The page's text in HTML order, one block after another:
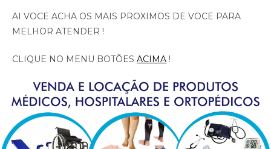
AI VOCE ACHA OS MAIS PROXIMOS DE VOCE PARA
MELHOR ATENDER !
CLIQUE NO MENU BOTÕES ACIMA !